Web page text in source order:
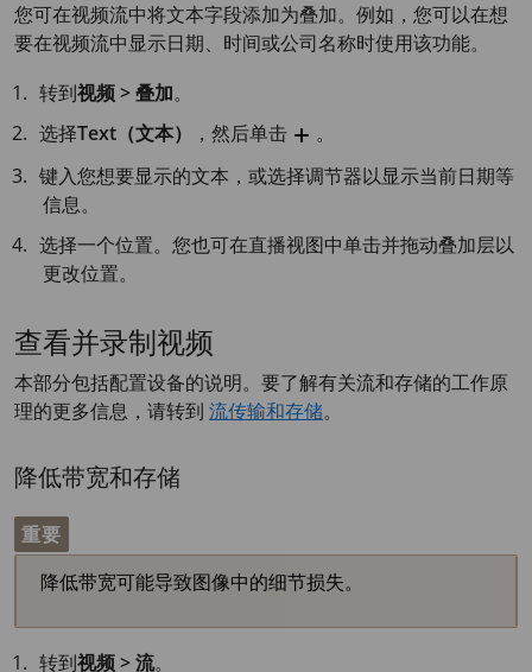
您可在视频流中将文本字段添加为叠加。例如，您可以在想
要在视频流中显示日期、时间或公司名称时使用该功能。
转到视频 > 叠加。
选择Text（文本） ，然后单击
。
键入您想要显示的文本，或选择调节器以显示当前日期等
信息。
选择一个位置。您也可在直播视图中单击并拖动叠加层以
更改位置。
查看并录制视频
本部分包括配置设备的说明。要了解有关流和存储的工作原
理的更多信息，请转到 流传输和存储。
降低带宽和存储
重要
降低带宽可能导致图像中的细节损失。
转到视频 > 流。